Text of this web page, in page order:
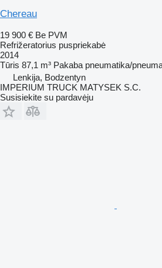
Chereau
19 900 € Be PVM
Refrižeratorius puspriekabė
2014
Tūris 87,1 m³ Pakaba pneumatika/
Lenkija, Bodzentyn
IMPERIUM TRUCK MATYSEK S.C.
Susisiekite su pardavėju